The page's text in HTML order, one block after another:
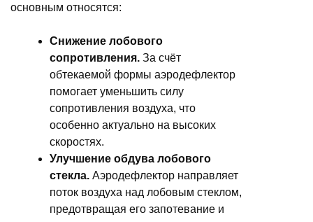
основным относятся:
Снижение лобового
сопротивления. За счёт
обтекаемой формы аэродефлектор
помогает уменьшить силу
сопротивления воздуха, что
особенно актуально на высоких
скоростях.
Улучшение обдува лобового
стекла. Аэродефлектор направляет
поток воздуха над лобовым стеклом,
предотвращая его запотевание и